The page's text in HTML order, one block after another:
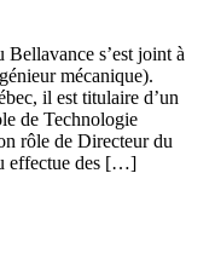
s’est joint à
mécanique).
il est titulaire d’un
de Technologie
rôle de Directeur du
effectue des […]